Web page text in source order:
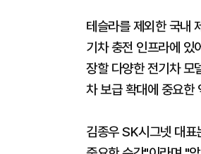
테슬라를 제외한 국내
기차 충전 인프라에 있
장할 다양한 전기차 모
차 보급 확대에 중요한
김종우 SK시그넷 대